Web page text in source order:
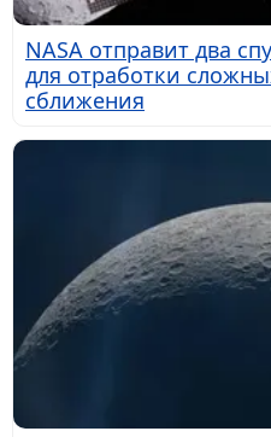
NASA отправит два
для отработки
сближения